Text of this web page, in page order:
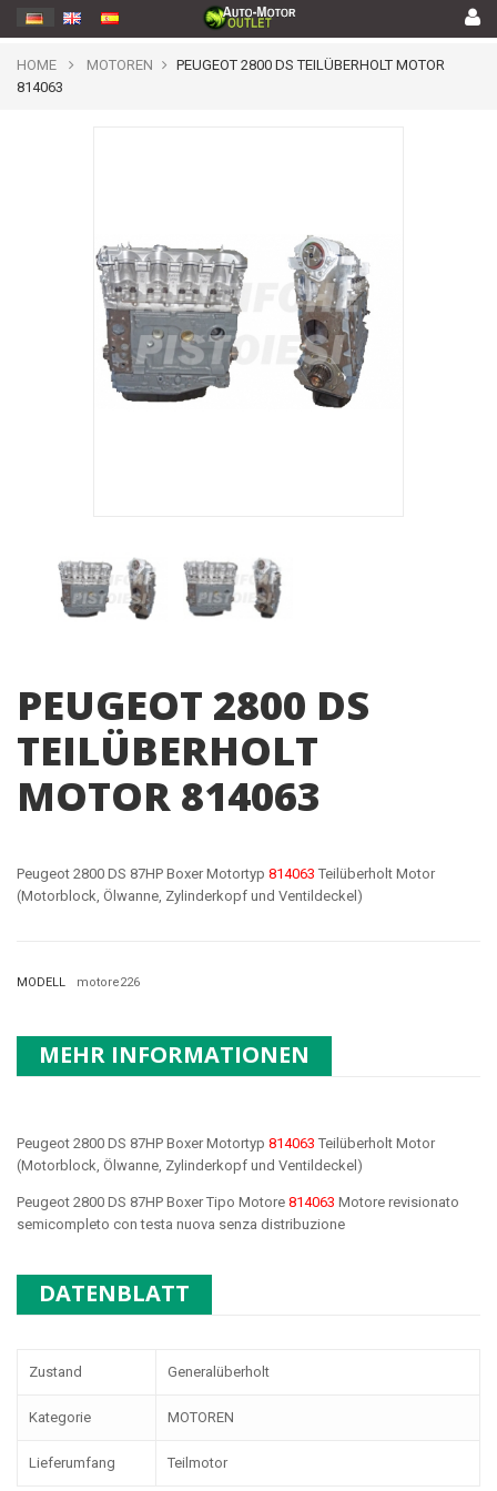
HOME MOTOREN
PEUGEOT 2800 DS TEILÜBERHOLT MOTOR
814063
PEUGEOT 2800 DS
TEILÜBERHOLT
MOTOR 814063
Peugeot 2800 DS 87HP Boxer Motortyp 814063 Teilüberholt Motor
(Motorblock, Ölwanne, Zylinderkopf und Ventildeckel)
MODELL motore226
MEHR INFORMATIONEN
Peugeot 2800 DS 87HP Boxer Motortyp 814063 Teilüberholt Motor
(Motorblock, Ölwanne, Zylinderkopf und Ventildeckel)
Peugeot 2800 DS 87HP Boxer Tipo Motore 814063 Motore revisionato
semicompleto con testa nuova senza distribuzione
DATENBLATT
Zustand Generalüberholt
Kategorie MOTOREN
Lieferumfang Teilmotor